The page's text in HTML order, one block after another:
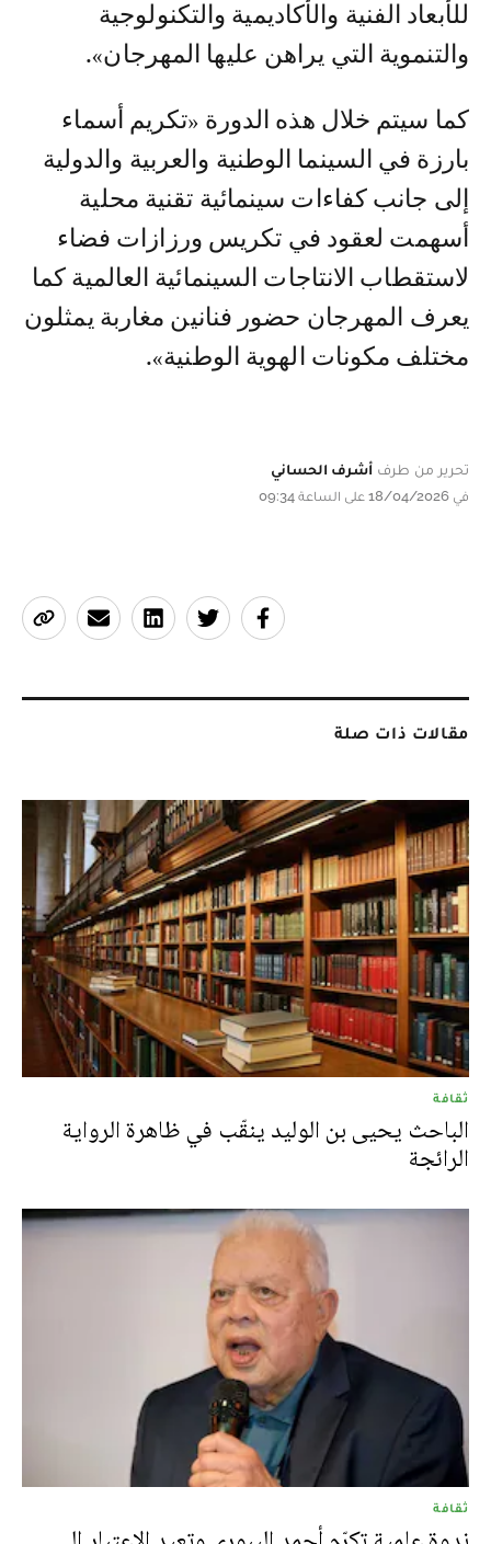
للأبعاد الفنية والأكاديمية والتكنولوجية
والتنموية التي يراهن عليها المهرجان».
كما سيتم خلال هذه الدورة «تكريم أسماء
بارزة في السينما الوطنية والعربية والدولية
إلى جانب كفاءات سينمائية تقنية محلية
أسهمت لعقود في تكريس ورزازات فضاء
لاستقطاب الانتاجات السينمائية العالمية كما
يعرف المهرجان حضور فنانين مغاربة يمثلون
مختلف مكونات الهوية الوطنية».
تحرير من طرف أشرف الحساني
في 18/04/2026 على الساعة 09:34
مقالات ذات صلة
ثقافة
الباحث يحيى بن الوليد ينقّب في ظاهرة الرواية
الرائجة
ثقافة